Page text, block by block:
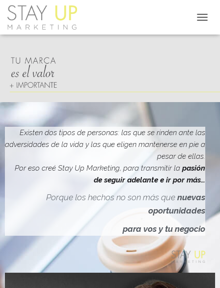
A
M
D
E
N
A
V
G
I
Ó
N
Existen dos tipos de personas: las que se rinden ante las
adversidades de la vida y las que eligen mantenerse en pie a
pesar de ellas.
Por eso creé Stay Up Marketing, para transmitir la pasión
de seguir adelante e ir por más…
Porque los hechos no son más que nuevas
oportunidades
para vos y tu negocio